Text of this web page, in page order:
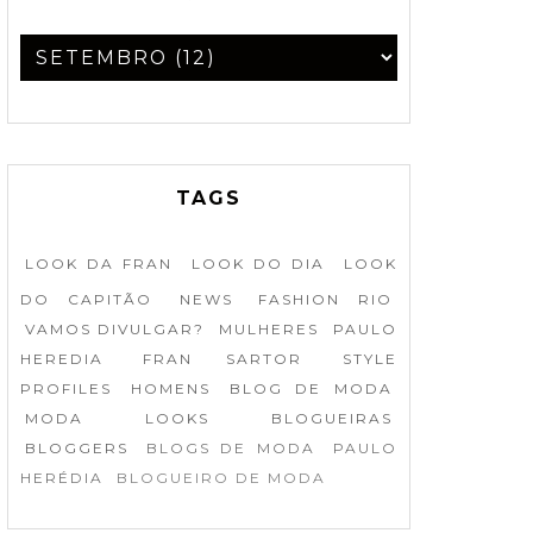
TAGS
LOOK DA FRAN LOOK DO DIA
LOOK
DO CAPITÃO
NEWS
FASHION RIO
VAMOS DIVULGAR?
MULHERES
PAULO
HEREDIA
FRAN SARTOR
STYLE
PROFILES
HOMENS
BLOG DE MODA
MODA
LOOKS
BLOGUEIRAS
BLOGGERS
BLOGS DE MODA
PAULO
HERÉDIA
BLOGUEIRO DE MODA